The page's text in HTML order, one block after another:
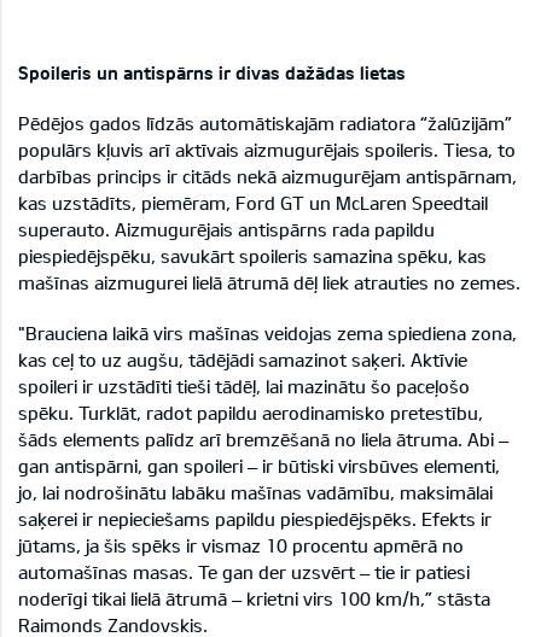
Spoileris un antispārns ir divas dažādas lietas
Pēdējos gados līdzās automātiskajām radiatora “žalūzijām”
populārs kļuvis arī aktīvais aizmugurējais spoileris. Tiesa, to
darbības princips ir citāds nekā aizmugurējam antispārnam,
kas uzstādīts, piemēram, Ford GT un McLaren Speedtail
superauto. Aizmugurējais antispārns rada papildu
piespiedējspēku, savukārt spoileris samazina spēku, kas
mašīnas aizmugurei lielā ātrumā dēļ liek atrauties no zemes.
"Brauciena laikā virs mašīnas veidojas zema spiediena zona,
kas ceļ to uz augšu, tādējādi samazinot saķeri. Aktīvie
spoileri ir uzstādīti tieši tādēļ, lai mazinātu šo paceļošo
spēku. Turklāt, radot papildu aerodinamisko pretestību,
šāds elements palīdz arī bremzēšanā no liela ātruma. Abi –
gan antispārni, gan spoileri – ir būtiski virsbūves elementi,
jo, lai nodrošinātu labāku mašīnas vadāmību, maksimālai
saķerei ir nepieciešams papildu piespiedējspēks. Efekts ir
jūtams, ja šis spēks ir vismaz 10 procentu apmērā no
automašīnas masas. Te gan der uzsvērt – tie ir patiesi
noderīgi tikai lielā ātrumā – krietni virs 100 km/h,” stāsta
Raimonds Zandovskis.